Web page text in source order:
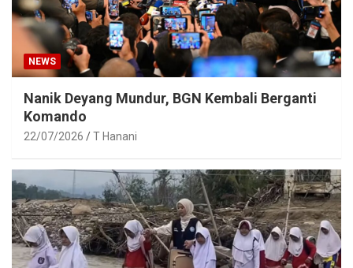
NEWS
Nanik Deyang Mundur, BGN Kembali Berganti
Komando
22/07/2026 T Hanani